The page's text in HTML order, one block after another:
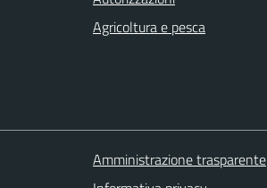
Agricoltura e pesca
Amministrazione trasparente